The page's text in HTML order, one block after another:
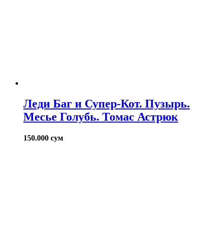
Леди Баг и Супер-Кот. Пузырь.
Месье Голубь. Томас Астрюк
150.000 сум